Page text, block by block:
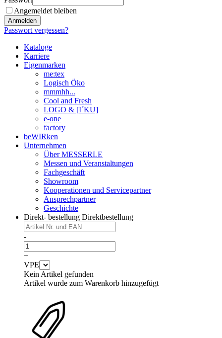
Angemeldet bleiben
Anmelden
Passwort vergessen?
Kataloge
Karriere
Eigenmarken
me:tex
Logisch Öko
mmmhh...
Cool and Fresh
LOGO & [I´KU]
e-one
factory
beWIRken
Unternehmen
Über MESSERLE
Messen und Veranstaltungen
Fachgeschäft
Showroom
Kooperationen und Servicepartner
Ansprechpartner
Geschichte
Direkt- bestellung Direktbestellung
-
+
VPE
Kein Artikel gefunden
Artikel wurde zum Warenkorb hinzugefügt